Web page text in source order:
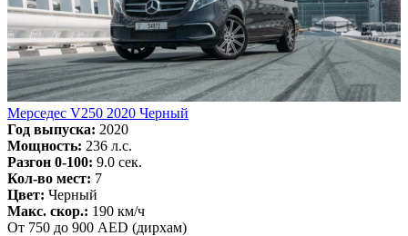
Мерседес V250 2020 Черный
Год выпуска: 2020
Мощность: 236 л.с.
Разгон 0-100: 9.0 сек.
Кол-во мест: 7
Цвет: Черный
Макс. скор.: 190 км/ч
От 750 до 900 AED (дирхам)